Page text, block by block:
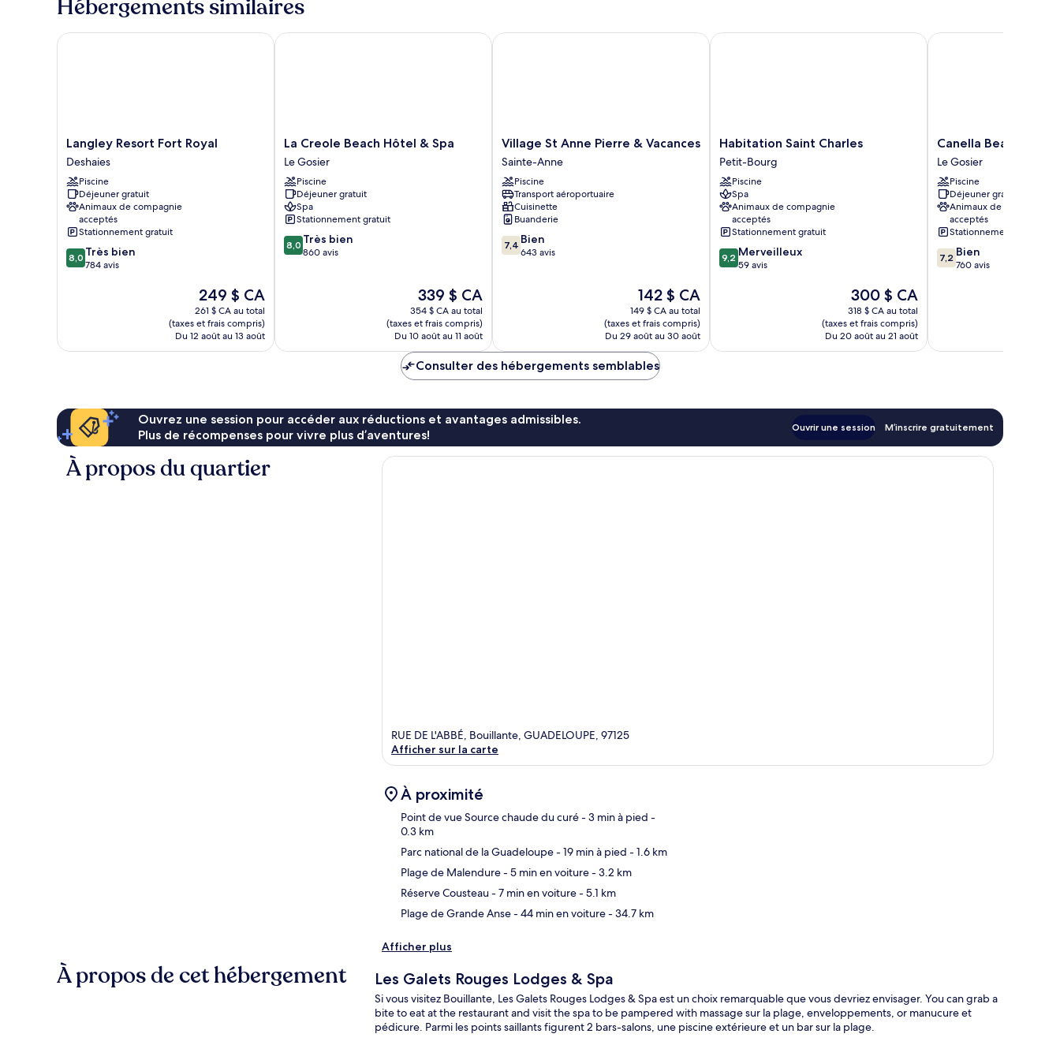
2
lits
une
punch,
terrasse
Double
avec
vue
mer,
bac
punch,
terrasse
privé,
lits
une
bassin
privé,
terrasse
jumeaux,
bassin
privé,
terrasse
Hébergements similaires
Langley
Resort
Fort
Royal
Deshaies
Langley Resort Fort Royal
Deshaies
Piscine
Déjeuner gratuit
Animaux de compagnie
acceptés
Stationnement gratuit
8.0
sur
8,0 Très bien
784 avis
Le
prix
est
de
249 $ CA
249 $ CA
261 $ CA au total
(taxes et frais compris)
Du 12 août au 13 août
Langley Resort Fort Royal
La
Creole
Beach
Hôtel
&
Spa
Le
Gosier
La Creole Beach Hôtel & Spa
Le Gosier
Piscine
Déjeuner gratuit
Spa
Stationnement gratuit
8.0
sur
8,0 Très bien
860 avis
Le
prix
est
de
339 $ CA
339 $ CA
354 $ CA au total
(taxes et frais compris)
Du 10 août au 11 août
La Creole Beach Hôtel & Spa
Village
St
Anne
Pierre
&
Vacances
Sainte-
Anne
Village St Anne Pierre & Vacances
Sainte-Anne
Piscine
Transport aéroportuaire
Cuisinette
Buanderie
7.4
sur
7,4 Bien
643 avis
Le
prix
est
de
142 $ CA
142 $ CA
149 $ CA au total
(taxes et frais compris)
Du 29 août au 30 août
Village St Anne Pierre & Vacances
Habitation
Saint
Charles
Petit-
Bourg
Habitation Saint Charles
Petit-Bourg
Piscine
Spa
Animaux de compagnie
acceptés
Stationnement gratuit
9.2
sur
9,2 Merveilleux
59 avis
Le
prix
est
de
300 $ CA
300 $ CA
318 $ CA au total
(taxes et frais compris)
Du 20 août au 21 août
Habitation Saint Charles
Canella
Beach
Hotel
Le
Gosier
Canella Beach Hotel
Le Gosier
Piscine
Déjeuner gratuit
Animaux de compagnie
acceptés
Stationnement gratuit
7.2
sur
7,2 Bien
760 avis
Canella Beach Hotel
Consulter des hébergements semblables
Ouvrez une session pour accéder aux réductions et avantages admissibles.
Plus de récompenses pour vivre plus d’aventures!
Ouvrir une session M’inscrire gratuitement
À propos du quartier
RUE DE L'ABBÉ, Bouillante, GUADELOUPE, 97125
Afficher sur la carte
À proximité
Point de vue Source chaude du curé- 3 min à pied -
0.3 km
Parc national de la Guadeloupe- 19 min à pied - 1.6 km
Plage de Malendure- 5 min en voiture- 3.2 km
Réserve Cousteau- 7 min en voiture- 5.1 km
Plage de Grande Anse- 44 min en voiture- 34.7 km
Afficher plus
À propos de cet hébergement Les Galets Rouges Lodges & Spa
Si vous visitez Bouillante, Les Galets Rouges Lodges & Spa est un choix remarquable que vous devriez envisager. You can grab a
bite to eat at the restaurant and visit the spa to be pampered with massage sur la plage, enveloppements, or manucure et
pédicure. Parmi les points saillants figurent 2 bars-salons, une piscine extérieure et un bar sur la plage.